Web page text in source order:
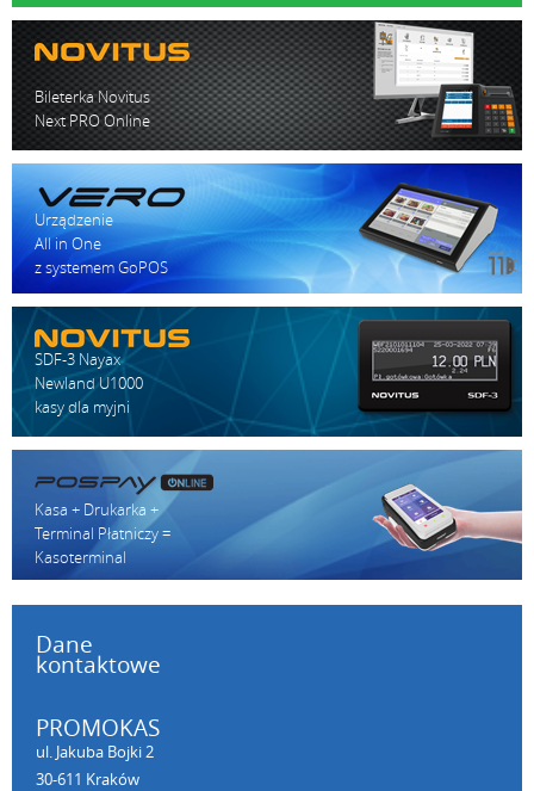
Bileterka Novitus
Next PRO Online
Urządzenie
All in One
z systemem GoPOS
SDF-3 Nayax
Newland U1000
kasy dla myjni
Kasa + Drukarka +
Terminal Płatniczy =
Kasoterminal
Dane
kontaktowe
PROMOKAS
ul. Jakuba Bojki 2
30-611 Kraków